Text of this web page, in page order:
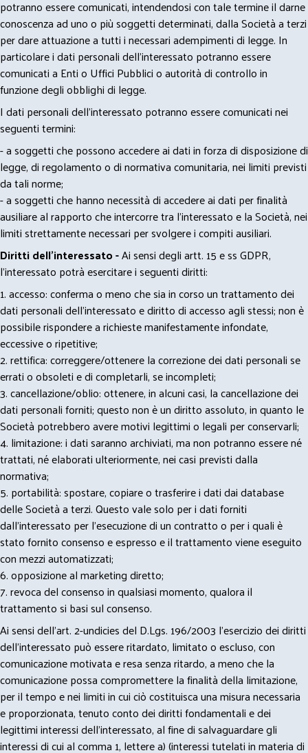
potranno essere comunicati, intendendosi con tale termine il darne
conoscenza ad uno o più soggetti determinati, dalla Società a terzi
per dare attuazione a tutti i necessari adempimenti di legge. In
particolare i dati personali dell’interessato potranno essere
comunicati a Enti o Uffici Pubblici o autorità di controllo in
funzione degli obblighi di legge.
I dati personali dell’interessato potranno essere comunicati nei
seguenti termini:
- a soggetti che possono accedere ai dati in forza di disposizione di
legge, di regolamento o di normativa comunitaria, nei limiti previsti
da tali norme;
- a soggetti che hanno necessità di accedere ai dati per finalità
ausiliare al rapporto che intercorre tra l’interessato e la Società, nei
limiti strettamente necessari per svolgere i compiti ausiliari.
Diritti dell’interessato -Ai sensi degli artt. 15 e ss GDPR,
l’interessato potrà esercitare i seguenti diritti:
1. accesso: conferma o meno che sia in corso un trattamento dei
dati personali dell’interessato e diritto di accesso agli stessi; non è
possibile rispondere a richieste manifestamente infondate,
eccessive o ripetitive;
2. rettifica: correggere/ottenere la correzione dei dati personali se
errati o obsoleti e di completarli, se incompleti;
3. cancellazione/oblio: ottenere, in alcuni casi, la cancellazione dei
dati personali forniti; questo non è un diritto assoluto, in quanto le
Società potrebbero avere motivi legittimi o legali per conservarli;
4. limitazione: i dati saranno archiviati, ma non potranno essere né
trattati, né elaborati ulteriormente, nei casi previsti dalla
normativa;
5. portabilità: spostare, copiare o trasferire i dati dai database
delle Società a terzi. Questo vale solo per i dati forniti
dall’interessato per l’esecuzione di un contratto o per i quali è
stato fornito consenso e espresso e il trattamento viene eseguito
con mezzi automatizzati;
6. opposizione al marketing diretto;
7. revoca del consenso in qualsiasi momento, qualora il
trattamento si basi sul consenso.
Ai sensi dell’art. 2-undicies del D.Lgs. 196/2003 l’esercizio dei diritti
dell’interessato può essere ritardato, limitato o escluso, con
comunicazione motivata e resa senza ritardo, a meno che la
comunicazione possa compromettere la finalità della limitazione,
per il tempo e nei limiti in cui ciò costituisca una misura necessaria
e proporzionata, tenuto conto dei diritti fondamentali e dei
legittimi interessi dell’interessato, al fine di salvaguardare gli
interessi di cui al comma 1, lettere a) (interessi tutelati in materia di